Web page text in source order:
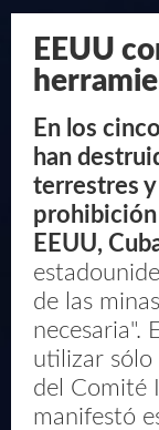
¿QUIENES
EEUU
En los
han
terrestres
prohibición
EEUU,
de las
necesaria".
utilizar sólo
del Comité
manifestó